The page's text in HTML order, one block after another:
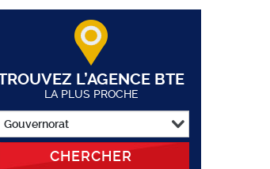
L’AGENCE BTE
LA PLUS PROCHE
CHERCHER